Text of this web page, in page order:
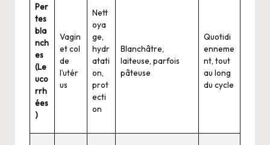
Per
tes
bla
nch
es
(Le
uco
rrh
ées
)
Vagin
et col
de
l’utér
us
Nett
oya
ge,
hydr
atati
on,
prot
ecti
on
Blanchâtre,
laiteuse, parfois
pâteuse
Quotidi
enneme
nt, tout
au long
du cycle